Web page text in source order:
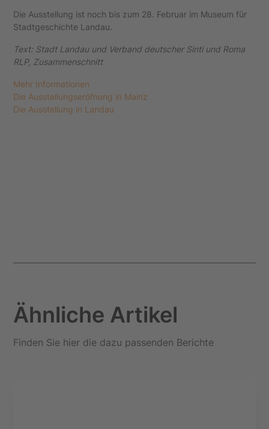
Die Ausstellung ist noch bis zum 28. Februar im Museum für
Stadtgeschichte Landau.
Text: Stadt Landau und Verband deutscher Sinti und Roma
RLP, Zusammenschnitt
Mehr Informationen
Die Ausstellungseröfnung in Mainz
Die Ausstellung in Landau
Ähnliche Artikel
Finden Sie hier die dazu passenden Berichte